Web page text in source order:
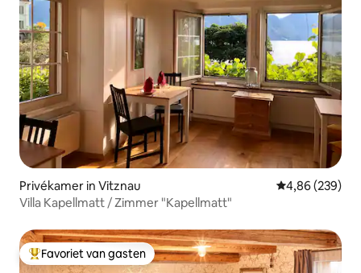
Privékamer in Vitznau Gemiddelde
4,86 (239)
Villa Kapellmatt / Zimmer "Kapellmatt"
Topfavoriet van gasten
Favoriet van gasten